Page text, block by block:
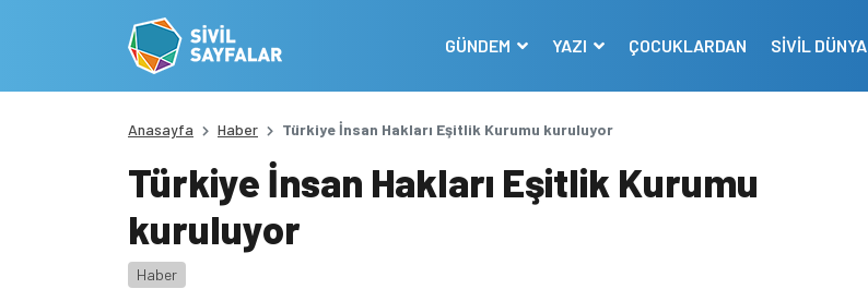
GÜNDEM YAZI ÇOCUKLARDAN SİVİL DÜNYA
Anasayfa Haber Türkiye İnsan Hakları Eşitlik Kurumu kuruluyor
Türkiye İnsan Hakları Eşitlik Kurumu
kuruluyor
Haber